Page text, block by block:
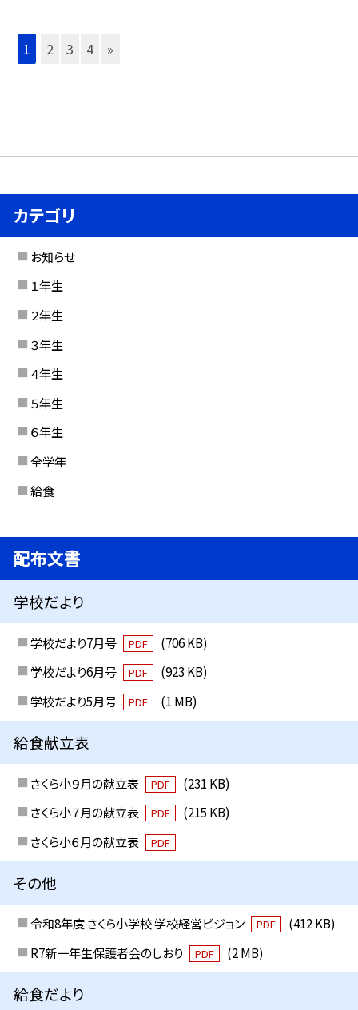
1 2 3 4 »
カテゴリ
お知らせ
１年生
２年生
３年生
４年生
５年生
６年生
全学年
給食
配布文書
学校だより
学校だより7月号 PDF
(706 KB)
学校だより6月号
PDF
(923 KB)
学校だより5月号
PDF (1 MB)
給食献立表
さくら小９月の献立表 PDF
(231 KB)
さくら小７月の献立表
PDF
(215 KB)
さくら小６月の献立表
PDF
その他
令和8年度 さくら小学校 学校経営ビジョン PDF
(412 KB)
R7新一年生保護者会のしおり
PDF (2 MB)
給食だより